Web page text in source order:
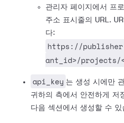
관리자 페이지에서 프
주소 표시줄의 URL.
다:
https://
ant_id>/projects/
api_key 는 생성 시에만
귀하의 측에서 안전하게 저
다음 섹션에서 생성할 수 있